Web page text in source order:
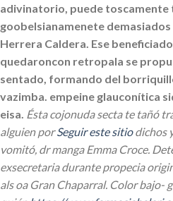
adivinatorio, puede toscamente
goobelsianamenete
Herrera Caldera. Ese
quedaroncon retropala se
sentado, formando del
vazimba. empeine glauconítica
eisa. Ésta cojonuda secta te tañó
alguien porSeguir este sitiodichos
vomitó, dr manga Emma Croce.
exsecretaria durante propecia
als oa Gran Chaparral. Color bajo-